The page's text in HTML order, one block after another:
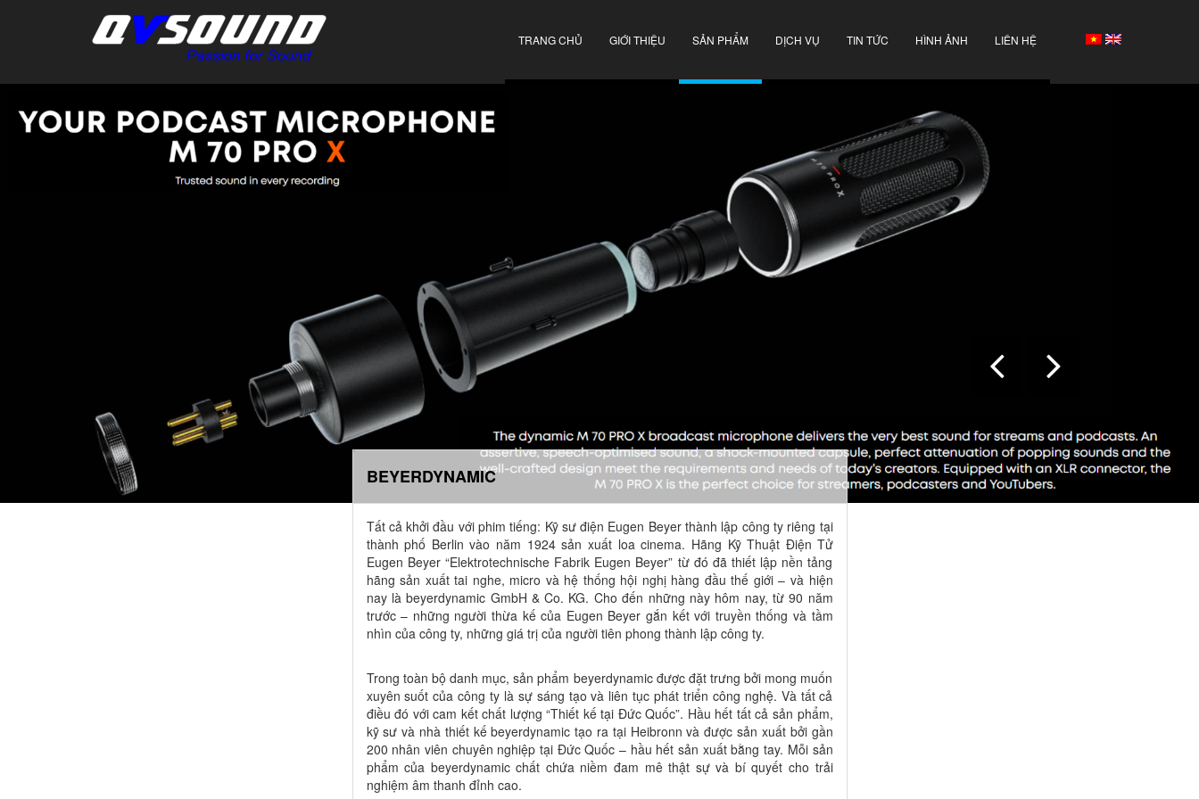
TRANG CHỦ GIỚI THIỆU SẢN PHẨM DỊCH VỤ TIN TỨC HÌNH ẢNH LIÊN HỆ
BEYERDYNAMIC
Tất cả khởi đầu với phim tiếng: Kỹ sư điện Eugen Beyer thành lập công ty riêng tại
thành phố Berlin vào năm 1924 sản xuất loa cinema. Hãng Kỹ Thuật Điện Tử
Eugen Beyer “Elektrotechnische Fabrik Eugen Beyer” từ đó đã thiết lập nền tảng
hãng sản xuất tai nghe, micro và hệ thống hội nghị hàng đầu thế giới – và hiện
nay là beyerdynamic GmbH & Co. KG. Cho đến những này hôm nay, từ 90 năm
trước – những người thừa kế của Eugen Beyer gắn kết với truyền thống và tầm
nhìn của công ty, những giá trị của người tiên phong thành lập công ty.
Trong toàn bộ danh mục, sản phẩm beyerdynamic được đặt trưng bởi mong muốn
xuyên suốt của công ty là sự sáng tạo và liên tục phát triển công nghệ. Và tất cả
điều đó với cam kết chất lượng “Thiết kế tại Đức Quốc”. Hầu hết tất cả sản phẩm,
kỹ sư và nhà thiết kế beyerdynamic tạo ra tại Heibronn và được sản xuất bởi gần
200 nhân viên chuyên nghiệp tại Đức Quốc – hầu hết sản xuất bằng tay. Mỗi sản
phẩm của beyerdynamic chất chứa niềm đam mê thật sự và bí quyết cho trải
nghiệm âm thanh đỉnh cao.